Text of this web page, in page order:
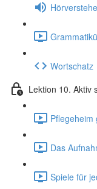
Wortschatz
Lektion 10. Aktiv
Pflegeheim
Das
Spiele für